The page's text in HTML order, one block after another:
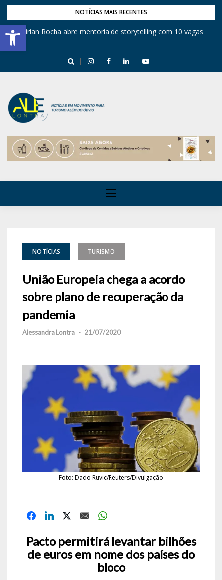
Barra de Ferramentas Aberta
NOTÍCIAS MAIS RECENTES
Mirian Rocha abre mentoria de storytelling com 10 vagas
NOTÍCIAS TURISMO
União Europeia chega a acordo
sobre plano de recuperação da
pandemia
Alessandra Lontra - 21/07/2020
Foto: Dado Ruvic/Reuters/Divulgação
Pacto permitirá levantar bilhões
de euros em nome dos países do
bloco